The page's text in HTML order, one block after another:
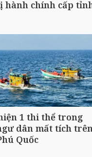
hành chính cấp
1 thi thể trong
dân mất tích
Quốc